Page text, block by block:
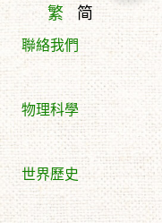
简
繁
聯絡我們
物理科學
世界歷史